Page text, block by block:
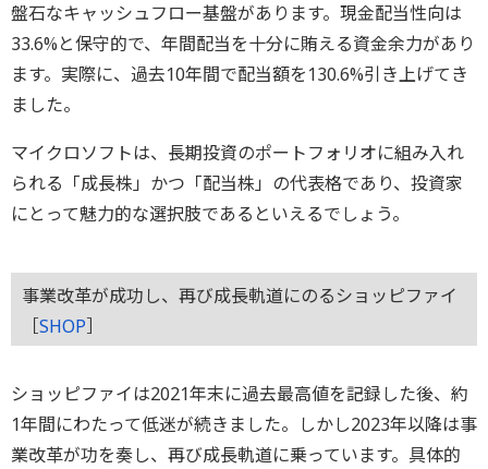
盤石なキャッシュフロー基盤があります。現金配当性向は
33.6%と保守的で、年間配当を十分に賄える資金余力があり
ます。実際に、過去10年間で配当額を130.6%引き上げてき
ました。
マイクロソフトは、長期投資のポートフォリオに組み入れ
られる「成長株」かつ「配当株」の代表格であり、投資家
にとって魅力的な選択肢であるといえるでしょう。
事業改革が成功し、再び成長軌道にのるショッピファイ
［SHOP］
ショッピファイは2021年末に過去最高値を記録した後、約
1年間にわたって低迷が続きました。しかし2023年以降は事
業改革が功を奏し、再び成長軌道に乗っています。具体的